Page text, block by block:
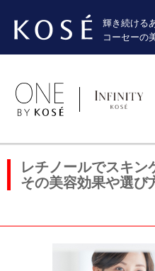
輝き続ける
コーセーの
レチノールでスキン
その美容効果や選び